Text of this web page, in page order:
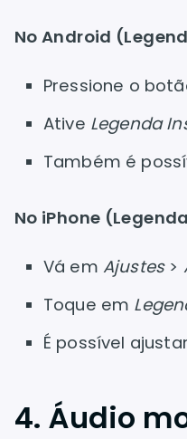
No Android
Pressione o
Ative Legenda
Também é
No iPhone
Vá em Ajustes>
Toque em
É possível
4. Áudio